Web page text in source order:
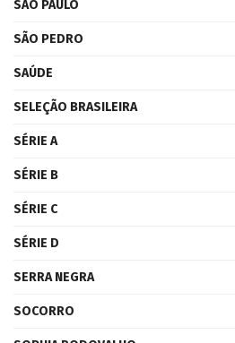
SÃO PAULO
SÃO PEDRO
SAÚDE
SELEÇÃO BRASILEIRA
SÉRIE A
SÉRIE B
SÉRIE C
SÉRIE D
SERRA NEGRA
SOCORRO